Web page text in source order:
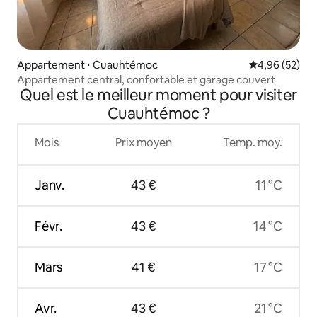
Appartement ⋅ Cuauhtémoc Évaluation
4,96 (52)
Appartement central, confortable et garage couvert
Quel est le meilleur moment pour visiter
Cuauhtémoc ?
Mois
Janv.
Févr.
Mars
Avr.
Prix moyen
43 €
43 €
41 €
43 €
Temp. moy.
11 °C
14 °C
17 °C
21 °C